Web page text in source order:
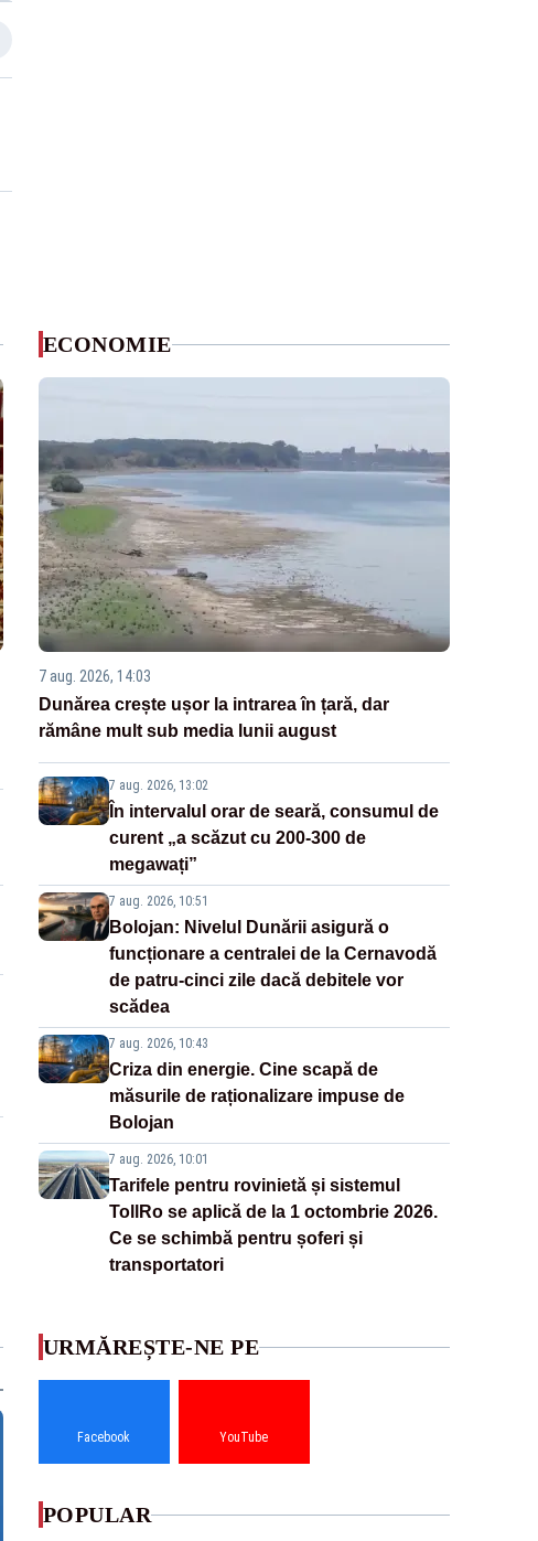
ECONOMIE
7 aug. 2026, 14:03
Dunărea crește ușor la intrarea în țară, dar
rămâne mult sub media lunii august
7 aug. 2026, 13:02
În intervalul orar de seară, consumul de
curent „a scăzut cu 200-300 de
megawați”
7 aug. 2026, 10:51
Bolojan: Nivelul Dunării asigură o
funcționare a centralei de la Cernavodă
de patru-cinci zile dacă debitele vor
scădea
7 aug. 2026, 10:43
Criza din energie. Cine scapă de
măsurile de raționalizare impuse de
Bolojan
7 aug. 2026, 10:01
Tarifele pentru rovinietă și sistemul
TollRo se aplică de la 1 octombrie 2026.
Ce se schimbă pentru șoferi și
transportatori
URMĂREȘTE-NE PE
Facebook YouTube
POPULAR